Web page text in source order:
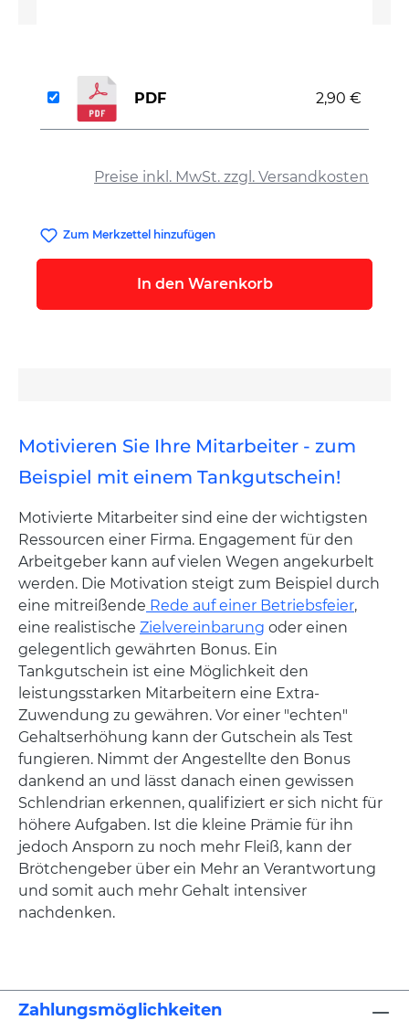
Preise inkl. MwSt. zzgl. Versandkosten
PDF 2,90 €
Zum Merkzettel hinzufügen
In den Warenkorb
Motivieren Sie Ihre Mitarbeiter - zum
Beispiel mit einem Tankgutschein!
Motivierte Mitarbeiter sind eine der wichtigsten
Ressourcen einer Firma. Engagement für den
Arbeitgeber kann auf vielen Wegen angekurbelt
werden. Die Motivation steigt zum Beispiel durch
eine mitreißende Rede auf einer Betriebsfeier,
eine realistische Zielvereinbarung oder einen
gelegentlich gewährten Bonus. Ein
Tankgutschein ist eine Möglichkeit den
leistungsstarken Mitarbeitern eine Extra-
Zuwendung zu gewähren. Vor einer "echten"
Gehaltserhöhung kann der Gutschein als Test
fungieren. Nimmt der Angestellte den Bonus
dankend an und lässt danach einen gewissen
Schlendrian erkennen, qualifiziert er sich nicht für
höhere Aufgaben. Ist die kleine Prämie für ihn
jedoch Ansporn zu noch mehr Fleiß, kann der
Brötchengeber über ein Mehr an Verantwortung
und somit auch mehr Gehalt intensiver
nachdenken.
Zahlungsmöglichkeiten